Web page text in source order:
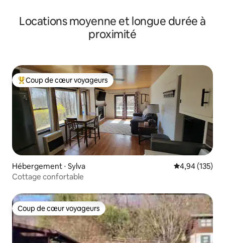
Locations moyenne et longue durée à
proximité
Coups de cœur voyageurs les plus appréciés
Coup de cœur voyageurs
Hébergement ⋅ Sylva Évaluation
4,94 (135)
Cottage confortable
Coup de cœur voyageurs
Coup de cœur voyageurs